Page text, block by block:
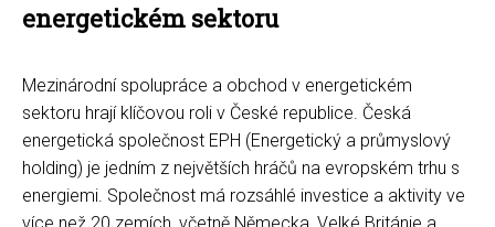
energetickém sektoru
Mezinárodní spolupráce a obchod v energetickém
sektoru hrají klíčovou roli v České republice. Česká
energetická společnost EPH (Energetický a průmyslový
holding) je jedním z největších hráčů na evropském trhu s
energiemi. Společnost má rozsáhlé investice a aktivity ve